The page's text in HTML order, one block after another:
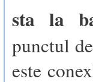
sta la
punctul
este